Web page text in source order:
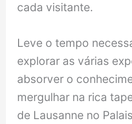
cada visitante.
Leve o tempo
explorar as várias
absorver o
mergulhar na rica
de Lausanne no